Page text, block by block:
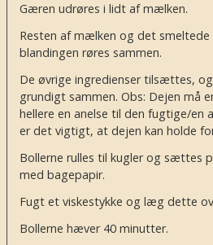
Gæren udrøres i lidt af mælken.
Resten af mælken og det
blandingen røres sammen.
De øvrige ingredienser tilsættes,
grundigt sammen. Obs: Dejen må
hellere en anelse til den fugtige/en
er det vigtigt, at dejen kan holde
Bollerne rulles til kugler og sættes
med bagepapir.
Fugt et viskestykke og læg dette
Bollerne hæver 40 minutter.